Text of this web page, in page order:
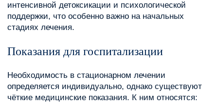
интенсивной детоксикации и психологической
поддержки, что особенно важно на начальных
стадиях лечения.
Показания для госпитализации
Необходимость в стационарном лечении
определяется индивидуально, однако существуют
чёткие медицинские показания. К ним относятся: